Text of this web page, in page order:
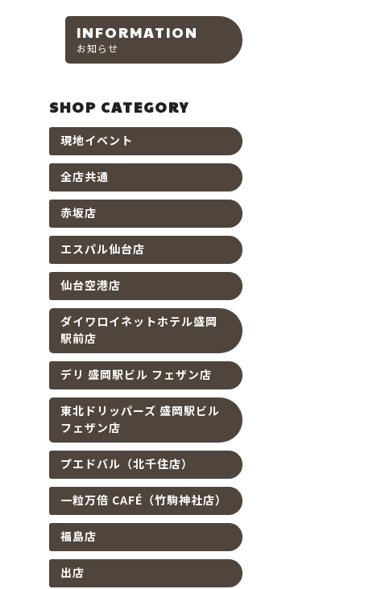
INFORMATION
お知らせ
SHOP CATEGORY
現地イベント
全店共通
赤坂店
エスパル仙台店
仙台空港店
ダイワロイネットホテル盛岡
駅前店
デリ 盛岡駅ビル フェザン店
東北ドリッパーズ 盛岡駅ビル
フェザン店
プエドバル（北千住店）
一粒万倍 CAFÉ（竹駒神社店）
福島店
出店